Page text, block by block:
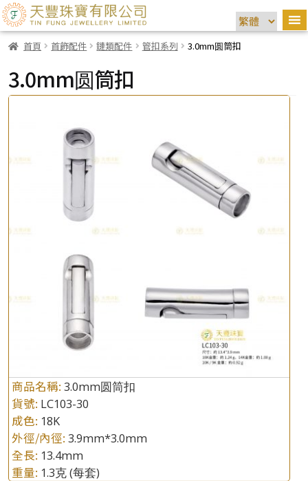
首頁 首飾配件 鏈類配件 管扣系列 3.0mm圆筒扣
3.0mm圆筒扣
商品名稱: 3.0mm圆筒扣
貨號: LC103-30
成色: 18K
外徑/內徑: 3.9mm*3.0mm
全長: 13.4mm
重量: 1.3克(每套)